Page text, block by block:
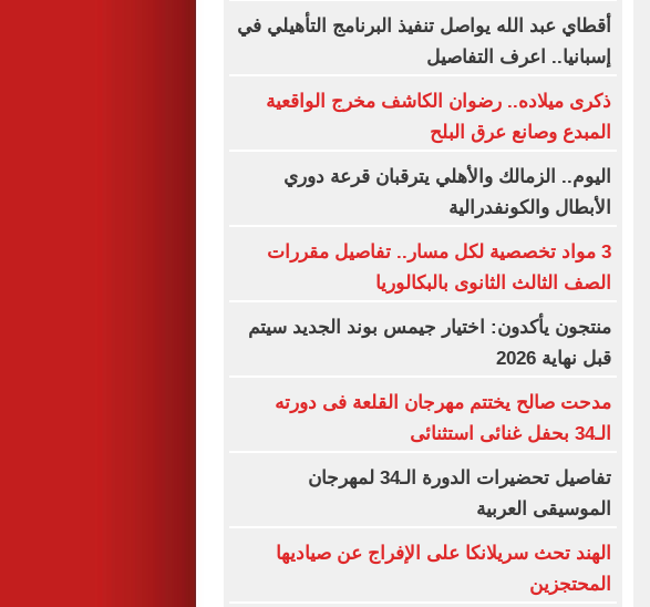
أقطاي عبد الله يواصل تنفيذ البرنامج التأهيلي في
إسبانيا.. اعرف التفاصيل
ذكرى ميلاده.. رضوان الكاشف مخرج الواقعية
المبدع وصانع عرق البلح
اليوم.. الزمالك والأهلي يترقبان قرعة دوري
الأبطال والكونفدرالية
3 مواد تخصصية لكل مسار.. تفاصيل مقررات
الصف الثالث الثانوى بالبكالوريا
منتجون يأكدون: اختيار جيمس بوند الجديد سيتم
قبل نهاية 2026
مدحت صالح يختتم مهرجان القلعة فى دورته
الـ34 بحفل غنائى استثنائى
تفاصيل تحضيرات الدورة الـ34 لمهرجان
الموسيقى العربية
الهند تحث سريلانكا على الإفراج عن صياديها
المحتجزين